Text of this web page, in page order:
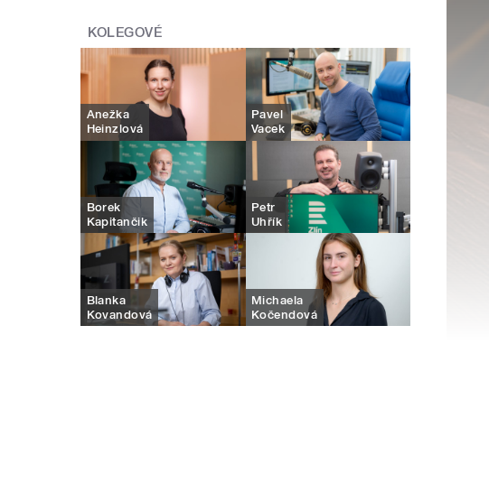
KOLEGOVÉ
Anežka
Heinzlová
Pavel
Vacek
Borek
Kapitančik
Petr
Uhřík
Blanka
Kovandová
Michaela
Kočendová